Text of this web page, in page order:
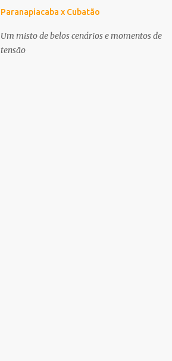
Paranapiacaba x Cubatão
Um misto de belos cenários e momentos de
tensão